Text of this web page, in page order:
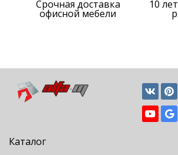
Срочная доставка
офисной мебели
10
Каталог